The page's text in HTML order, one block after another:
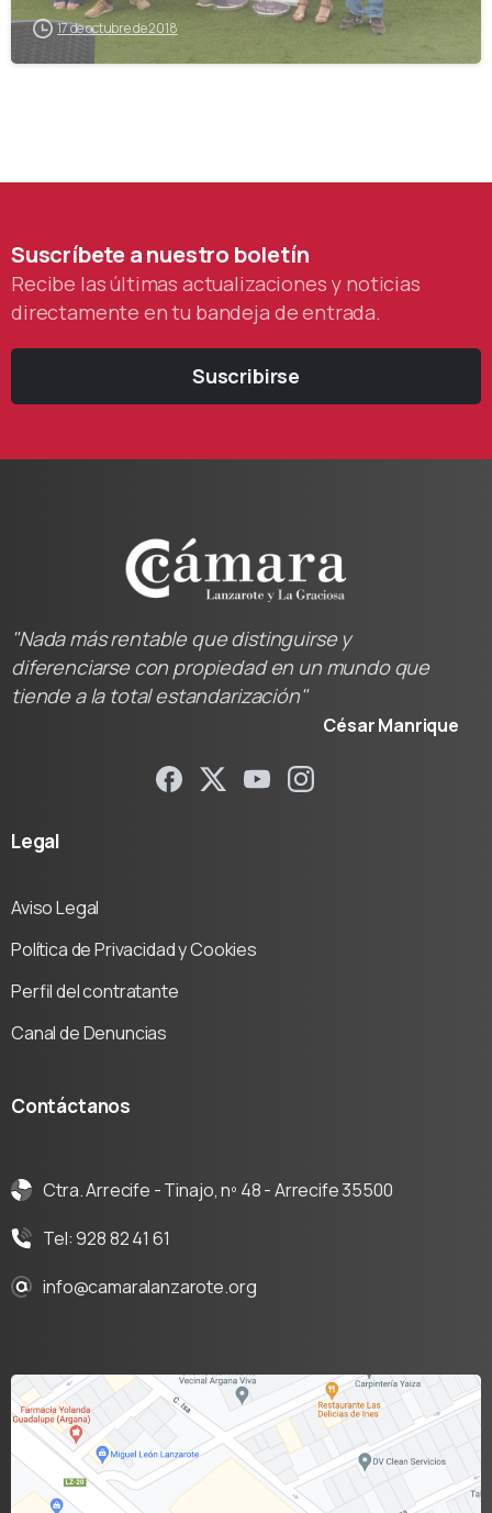
17 de octubre de 2018
Suscríbeteanuestro boletín
Recibe las últimas actualizaciones y noticias
directamente en tu bandeja de entrada.
Suscribirse
"Nada más rentable que distinguirse y
diferenciarse con propiedad en un mundo que
tiende a la total estandarización"
César Manrique
Legal
Aviso Legal
Política de Privacidad y Cookies
Perfil del contratante
Canal de Denuncias
Contáctanos
Ctra. Arrecife - Tinajo, nº 48 - Arrecife 35500
Tel: 928 82 41 61
info@camaralanzarote.org